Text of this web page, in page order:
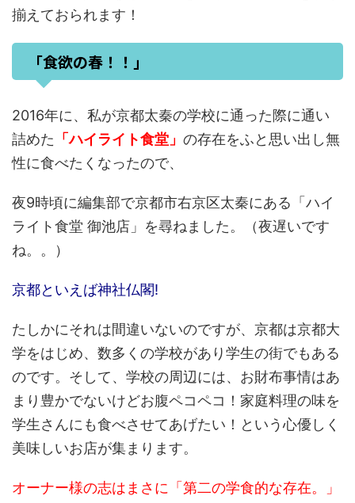
揃えておられます！
「食欲の春！！」
2016年に、私が京都太秦の学校に通った際に通い
詰めた 「ハイライト食堂」 の存在をふと思い出し無
性に食べたくなったので、
夜9時頃に編集部で京都市右京区太秦にある「ハイ
ライト食堂 御池店」を尋ねました。（夜遅いです
ね。。）
京都といえば神社仏閣!
たしかにそれは間違いないのですが、京都は京都大
学をはじめ、数多くの学校があり学生の街でもある
のです。そして、学校の周辺には、お財布事情はあ
まり豊かでないけどお腹ペコペコ！家庭料理の味を
学生さんにも食べさせてあげたい！という心優しく
美味しいお店が集まります。
オーナー様の志はまさに「第二の学食的な存在。」